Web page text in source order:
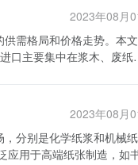
供更高质量的纸浆和纸制
限制也是纸浆制造企业
格的要求，这对企业的生
益严峻的市场竞争和环
度、白度和平滑度等方
效果和视觉效果，能够
增强，对纸制品的需求也
对数字化产品的需求也会
2023年08月
需格局和价格走势。本
浆制造技术，使其得以
发展的纸浆制造方式，
受到国际市场的广泛认
2023年08月
分别是化学纸浆和机械纸